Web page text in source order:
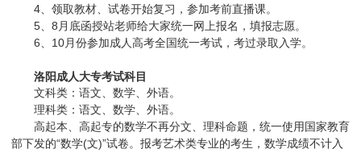
4、领取教材、试卷开始复习，参加考前直播课。
5、8月底函授站老师给大家统一网上报名，填报志愿。
6、10月份参加成人高考全国统一考试，考过录取入学。
洛阳成人大专考试科目
文科类：语文、数学、外语。
理科类：语文、数学、外语。
高起本、高起专的数学不再分文、理科命题，统一使用国家教育
部下发的“数学(文)”试卷。报考艺术类专业的考生，数学成绩不计入